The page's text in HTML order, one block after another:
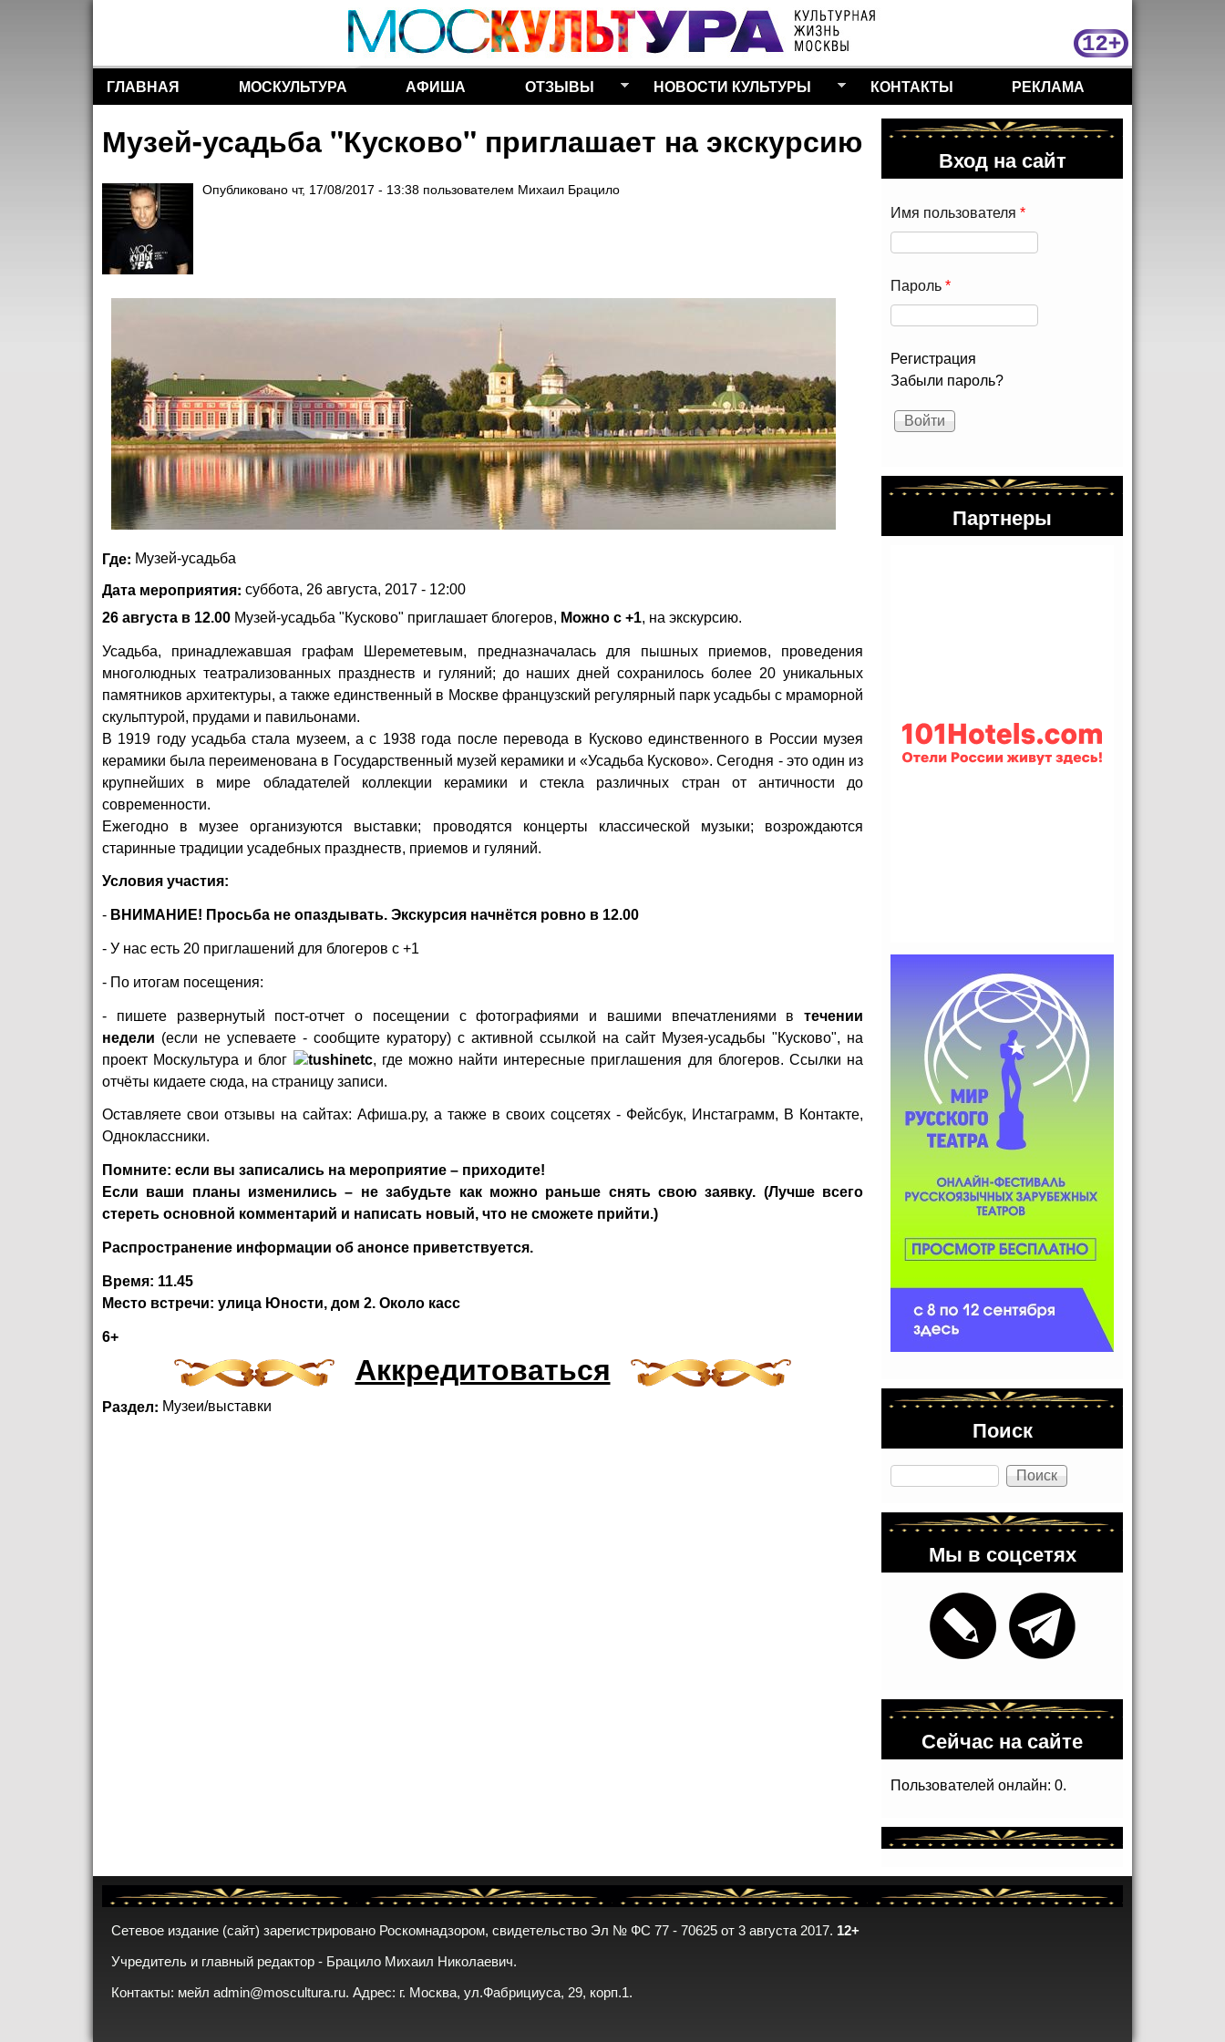
Перейти к основному
содержанию
Разделы сайта
ГЛАВНАЯ МОСКУЛЬТУРА АФИША ОТЗЫВЫ НОВОСТИ КУЛЬТУРЫ КОНТАКТЫ РЕКЛАМА
Музей-усадьба "Кусково" приглашает на экскурсию
Опубликовано чт, 17/08/2017 - 13:38 пользователем Михаил Брацило
Где: Музей-усадьба
Дата мероприятия: суббота, 26 августа, 2017 - 12:00
26 августа в 12.00 Музей-усадьба "Кусково" приглашает блогеров, Можно с +1, на экскурсию.
Усадьба, принадлежавшая графам Шереметевым, предназначалась для пышных приемов, проведения
многолюдных театрализованных празднеств и гуляний; до наших дней сохранилось более 20 уникальных
памятников архитектуры, а также единственный в Москве французский регулярный парк усадьбы с мраморной
скульптурой, прудами и павильонами.
В 1919 году усадьба стала музеем, а с 1938 года после перевода в Кусково единственного в России музея
керамики была переименована в Государственный музей керамики и «Усадьба Кусково». Сегодня - это один из
крупнейших в мире обладателей коллекции керамики и стекла различных стран от античности до
современности.
Ежегодно в музее организуются выставки; проводятся концерты классической музыки; возрождаются
старинные традиции усадебных празднеств, приемов и гуляний.
Условия участия:
- ВНИМАНИЕ! Просьба не опаздывать. Экскурсия начнётся ровно в 12.00
- У нас есть 20 приглашений для блогеров с +1
- По итогам посещения:
- пишете развернутый пост-отчет о посещении с фотографиями и вашими впечатлениями в течении
недели (если не успеваете - сообщите куратору) с активной ссылкой на сайт Музея-усадьбы "Кусково", на
проект Москультура и блог tushinetc, где можно найти интересные приглашения для блогеров. Ссылки на
отчёты кидаете сюда, на страницу записи.
Оставляете свои отзывы на сайтах: Афиша.ру, а также в своих соцсетях - Фейсбук, Инстаграмм, В Контакте,
Одноклассники.
Помните: если вы записались на мероприятие – приходите!
Если ваши планы изменились – не забудьте как можно раньше снять свою заявку. (Лучше всего
стереть основной комментарий и написать новый, что не сможете прийти.)
Распространение информации об анонсе приветствуется.
Время: 11.45
Место встречи: улица Юности, дом 2. Около касс
6+
Аккредитоваться
Раздел: Музеи/выставки
Вход на сайт
Имя пользователя *
Пароль *
Регистрация
Забыли пароль?
Партнеры
Поиск
Поиск
Мы в соцсетях
Сейчас на сайте
Пользователей онлайн: 0.
Сетевое издание (сайт) зарегистрировано Роскомнадзором, свидетельство Эл № ФС 77 - 70625 от 3 августа 2017. 12+
Учредитель и главный редактор - Брацило Михаил Николаевич.
Контакты: мейл admin@moscultura.ru. Адрес: г. Москва, ул.Фабрициуса, 29, корп.1.